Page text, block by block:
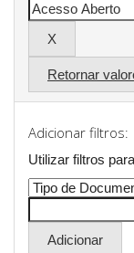
Retornar
Adicionar filtros:
Utilizar filtros